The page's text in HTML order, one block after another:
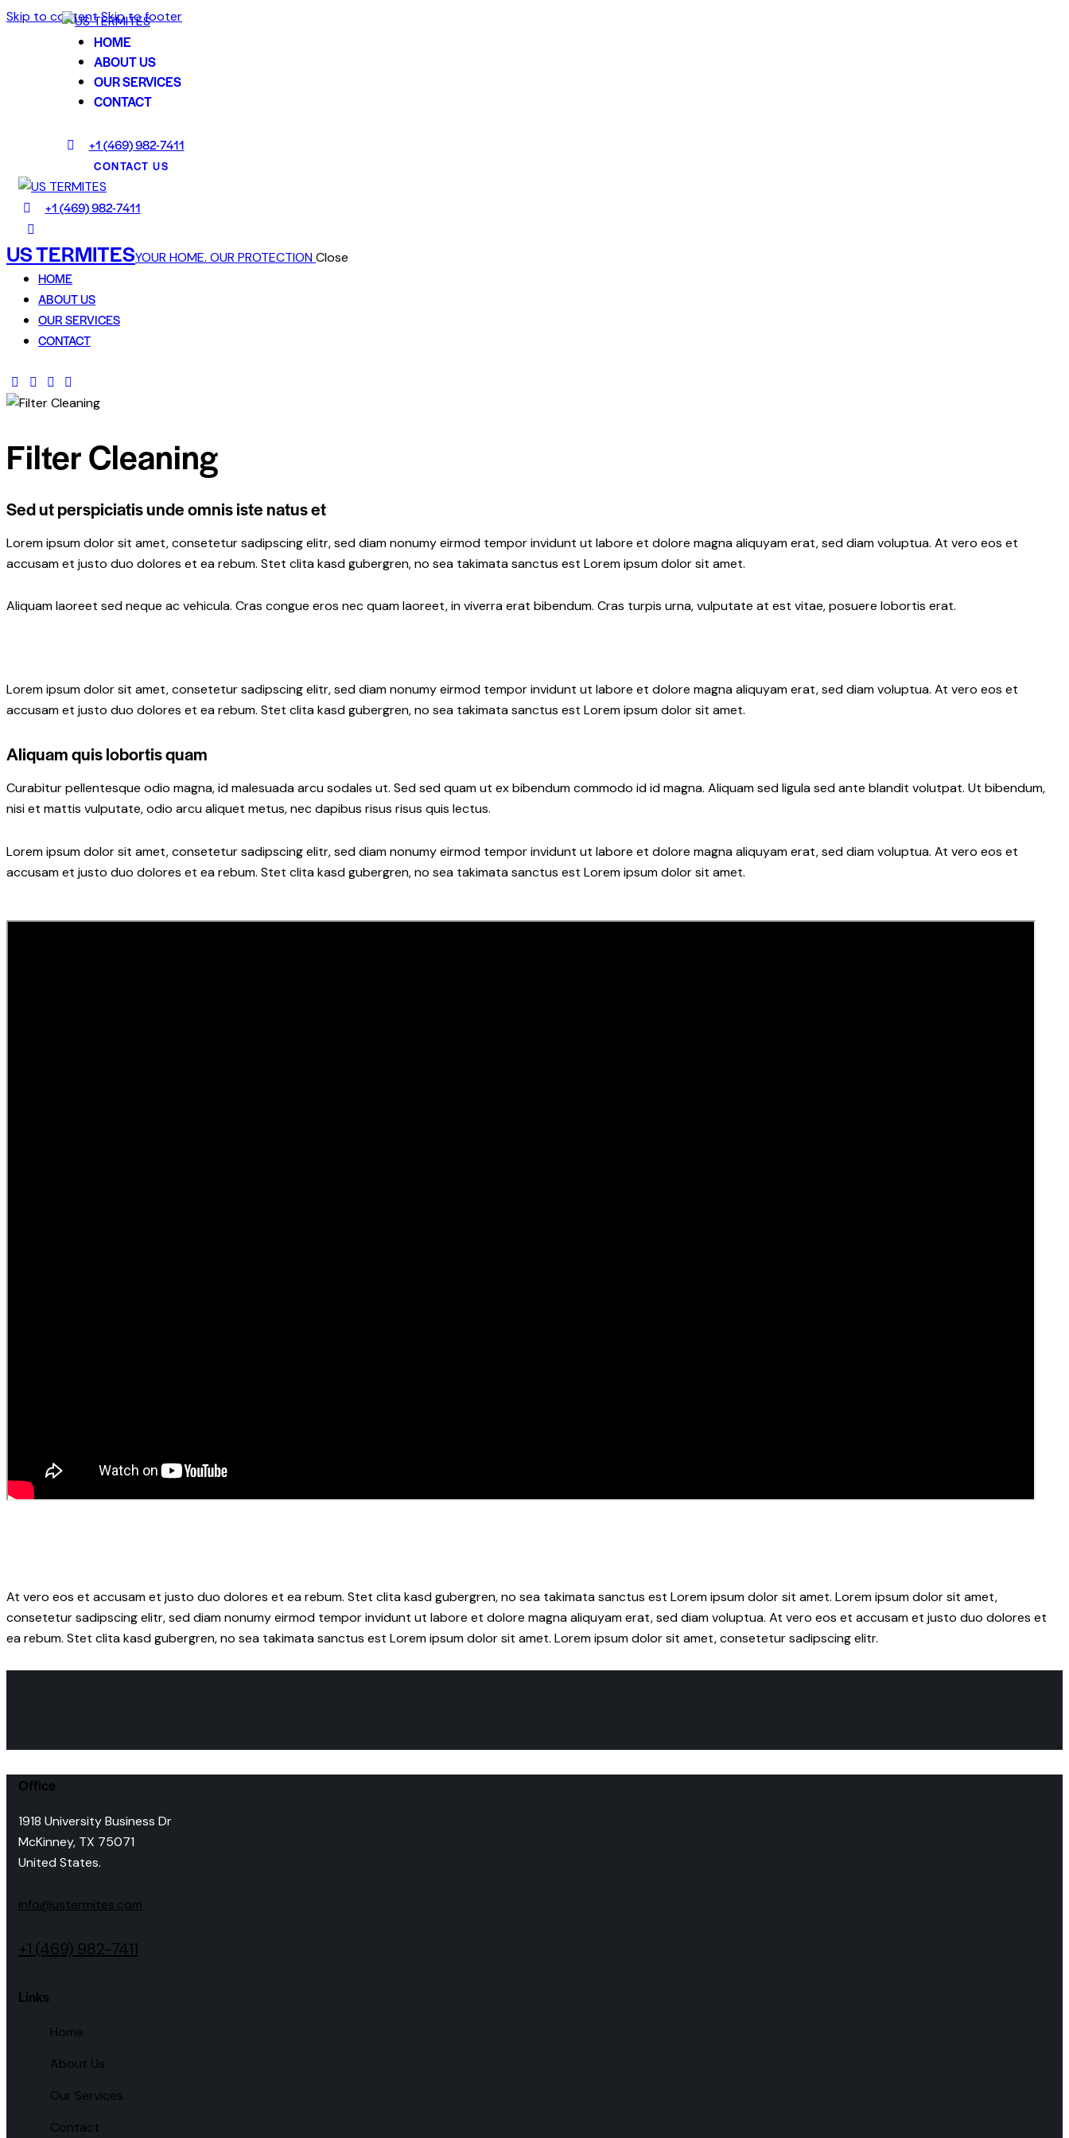
Skip to contentSkip to footer
HOME
ABOUT US
OUR SERVICES
CONTACT
+1 (469) 982-7411
CONTACT US
+1 (469) 982-7411
US TERMITESYOUR HOME. OUR PROTECTIONClose
HOME
ABOUT US
OUR SERVICES
CONTACT
facebook-
1
twitter-
new
dribble-
new
instagram
Filter Cleaning
Sed ut perspiciatis unde omnis iste natus et
Lorem ipsum dolor sit amet, consetetur sadipscing elitr, sed diam nonumy eirmod tempor invidunt ut labore et dolore magna aliquyam erat, sed diam voluptua. At vero eos et
accusam et justo duo dolores et ea rebum. Stet clita kasd gubergren, no sea takimata sanctus est Lorem ipsum dolor sit amet.
Aliquam laoreet sed neque ac vehicula. Cras congue eros nec quam laoreet, in viverra erat bibendum. Cras turpis urna, vulputate at est vitae, posuere lobortis erat.
Lorem ipsum dolor sit amet, consetetur sadipscing elitr, sed diam nonumy eirmod tempor invidunt ut labore et dolore magna aliquyam erat, sed diam voluptua. At vero eos et
accusam et justo duo dolores et ea rebum. Stet clita kasd gubergren, no sea takimata sanctus est Lorem ipsum dolor sit amet.
Aliquam quis lobortis quam
Curabitur pellentesque odio magna, id malesuada arcu sodales ut. Sed sed quam ut ex bibendum commodo id id magna. Aliquam sed ligula sed ante blandit volutpat. Ut bibendum,
nisi et mattis vulputate, odio arcu aliquet metus, nec dapibus risus risus quis lectus.
Lorem ipsum dolor sit amet, consetetur sadipscing elitr, sed diam nonumy eirmod tempor invidunt ut labore et dolore magna aliquyam erat, sed diam voluptua. At vero eos et
accusam et justo duo dolores et ea rebum. Stet clita kasd gubergren, no sea takimata sanctus est Lorem ipsum dolor sit amet.
At vero eos et accusam et justo duo dolores et ea rebum. Stet clita kasd gubergren, no sea takimata sanctus est Lorem ipsum dolor sit amet. Lorem ipsum dolor sit amet,
consetetur sadipscing elitr, sed diam nonumy eirmod tempor invidunt ut labore et dolore magna aliquyam erat, sed diam voluptua. At vero eos et accusam et justo duo dolores et
ea rebum. Stet clita kasd gubergren, no sea takimata sanctus est Lorem ipsum dolor sit amet. Lorem ipsum dolor sit amet, consetetur sadipscing elitr.
Office
1918 University Business Dr
McKinney, TX 75071
United States.
info@ustermites.com
+1 (469) 982-7411
Links
Home
About Us
Our Services
Contact